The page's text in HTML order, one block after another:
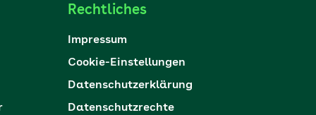
Rechtliches
Impressum
Cookie-Einstellungen
Datenschutzerklärung
Datenschutzrechte